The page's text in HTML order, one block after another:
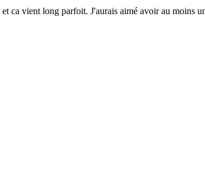
ca vient long parfoit. J'aurais aimé avoir au moins